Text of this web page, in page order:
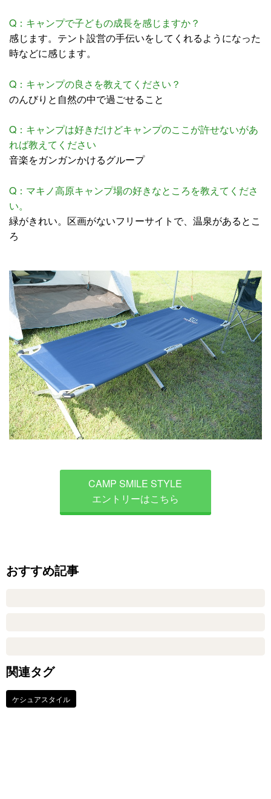
Q：キャンプで子どもの成長を感じますか？
感じます。テント設営の手伝いをしてくれるようになった
時などに感じます。
Q：キャンプの良さを教えてください？
のんびりと自然の中で過ごせること
Q：キャンプは好きだけどキャンプのここが許せないがあ
れば教えてください
音楽をガンガンかけるグループ
Q：マキノ高原キャンプ場の好きなところを教えてくださ
い。
緑がきれい。区画がないフリーサイトで、温泉があるとこ
ろ
CAMP SMILE STYLE
エントリーはこちら
おすすめ記事
関連タグ
ケシュアスタイル